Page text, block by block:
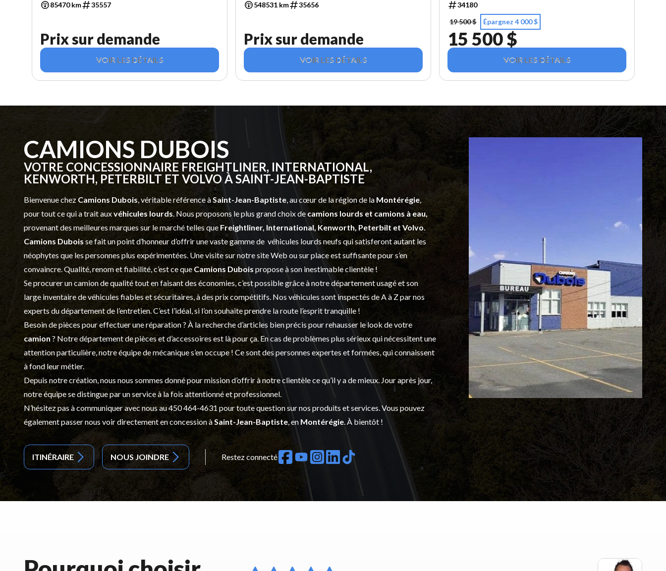
85470 km 35557
Prix sur demande
VOIR LES DÉTAILS
548531 km 35656
Prix sur demande
VOIR LES DÉTAILS
34180
19 500 $
Épargnez 4 000 $
15 500 $
VOIR LES DÉTAILS
CAMIONS DUBOIS
VOTRE CONCESSIONNAIRE FREIGHTLINER, INTERNATIONAL,
KENWORTH, PETERBILT ET VOLVO À SAINT-JEAN-BAPTISTE
Bienvenue chez Camions Dubois, véritable référence àSaint-Jean-Baptiste, au cœur de la région de la Montérégie,
pour tout ce qui a trait auxvéhicules lourds. Nous proposons le plus grand choix de camions lourds et camions à eau,
provenant des meilleures marques sur le marché telles que Freightliner, International, Kenworth, Peterbilt et Volvo.
Camions Dubois se fait un point d’honneur d’offrir une vaste gamme de véhicules lourds neufsqui satisferont autant les
néophytes que les personnes plus expérimentées. Une visite sur notre site Web ou sur place est suffisante pour s’en
convaincre. Qualité, renom et fiabilité, c’est ce que Camions Dubois propose à son inestimable clientèle !
Se procurer un camion de qualité tout en faisant des économies, c’est possible grâce à notredépartement usagéet son
large inventaire de véhicules fiables et sécuritaires, à des prix compétitifs. Nos véhicules sont inspectés de A à Z par nos
experts du département de l’entretien. C’est l’idéal, si l’on souhaite prendre la route l’esprit tranquille !
Besoin de pièces pour effectuer une réparation ? À la recherche d’articles bien précis pour rehausser le look de votre
camion ? Notre département depièces et d’accessoires est là pour ça. En cas de problèmes plus sérieux qui nécessitent une
attention particulière, notre équipe de mécanique s’en occupe ! Ce sont des personnes expertes et formées, qui connaissent
à fond leur métier.
Depuis notre création, nous nous sommes donné pour mission d’offrir à notre clientèle ce qu’il y a de mieux. Jour après jour,
notre équipe se distingue par un service à la fois attentionné et professionnel.
N’hésitez pas à communiquer avec nous au450 464-4631 pour toute question sur nos produits et services. Vous pouvez
également passer nous voir directement en concession àSaint-Jean-Baptiste, en Montérégie. À bientôt !
ITINÉRAIRE NOUS JOINDRE Restez connecté